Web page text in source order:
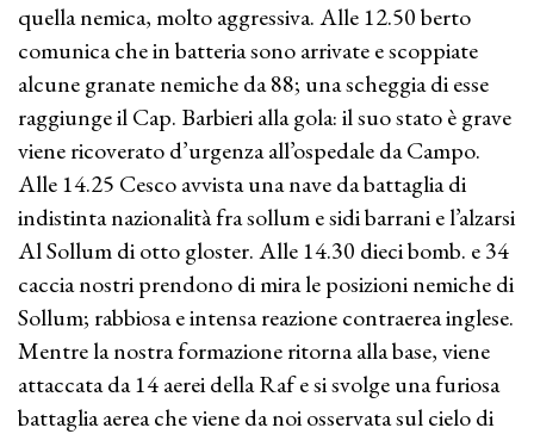
quella nemica, molto aggressiva. Alle 12.50 berto
comunica che in batteria sono arrivate e scoppiate
alcune granate nemiche da 88; una scheggia di esse
raggiunge il Cap. Barbieri alla gola: il suo stato è grave
viene ricoverato d’urgenza all’ospedale da Campo.
Alle 14.25 Cesco avvista una nave da battaglia di
indistinta nazionalità fra sollum e sidi barrani e l’alzarsi
Al Sollum di otto gloster. Alle 14.30 dieci bomb. e 34
caccia nostri prendono di mira le posizioni nemiche di
Sollum; rabbiosa e intensa reazione contraerea inglese.
Mentre la nostra formazione ritorna alla base, viene
attaccata da 14 aerei della Raf e si svolge una furiosa
battaglia aerea che viene da noi osservata sul cielo di